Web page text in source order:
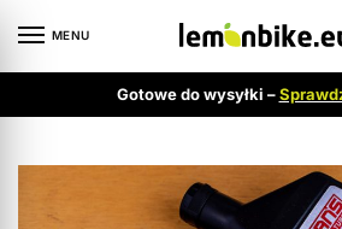
MENU
Gotowe do wysyłki –